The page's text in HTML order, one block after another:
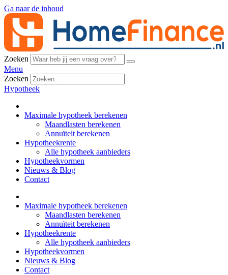
Ga naar de inhoud
Zoeken
Menu
Zoeken
Hypotheek
Maximale hypotheek berekenen
Maandlasten berekenen
Annuïteit berekenen
Hypotheekrente
Alle hypotheek aanbieders
Hypotheekvormen
Nieuws & Blog
Contact
Maximale hypotheek berekenen
Maandlasten berekenen
Annuïteit berekenen
Hypotheekrente
Alle hypotheek aanbieders
Hypotheekvormen
Nieuws & Blog
Contact